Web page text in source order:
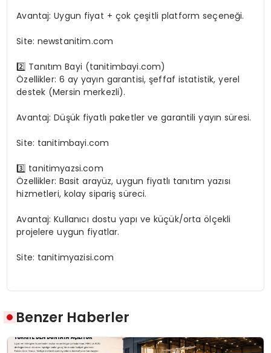
Avantaj: Uygun fiyat + çok çeşitli platform seçeneği.
Site: newstanitim.com
2️⃣ Tanıtım Bayi (tanitimbayi.com)
Özellikler: 6 ay yayın garantisi, şeffaf istatistik, yerel
destek (Mersin merkezli).
Avantaj: Düşük fiyatlı paketler ve garantili yayın süresi.
Site: tanitimbayi.com
3️⃣ tanitimyazsi.com
Özellikler: Basit arayüz, uygun fiyatlı tanıtım yazısı
hizmetleri, kolay sipariş süreci.
Avantaj: Kullanıcı dostu yapı ve küçük/orta ölçekli
projelere uygun fiyatlar.
Site: tanitimyazisi.com
Benzer Haberler